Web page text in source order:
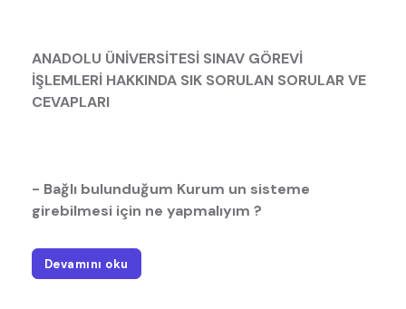
ANADOLU ÜNİVERSİTESİ SINAV GÖREVİ
İŞLEMLERİ HAKKINDA SIK SORULAN SORULAR VE
CEVAPLARI
- Bağlı bulunduğum Kurum un sisteme
girebilmesi için ne yapmalıyım ?
Devamını oku